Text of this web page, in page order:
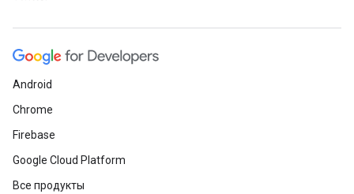
Android
Chrome
Firebase
Google Cloud Platform
Все продукты